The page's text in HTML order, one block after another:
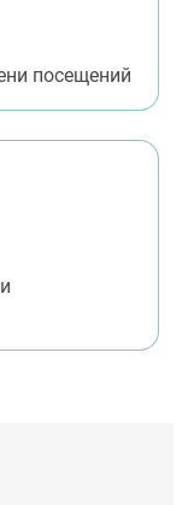
посещений